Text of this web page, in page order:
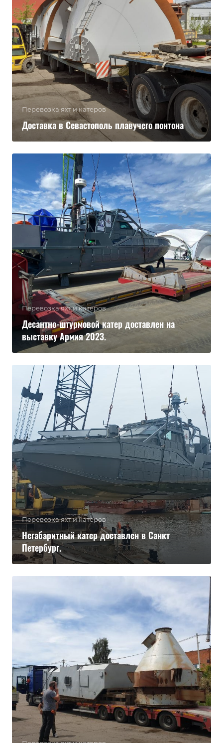
Перевозка яхт и катеров
Доставка в Севастополь плавучего понтона
Перевозка яхт и катеров
Десантно-штурмовой катер доставлен на
выставку Армия 2023.
Перевозка яхт и катеров
Негабаритный катер доставлен в Санкт
Петербург.